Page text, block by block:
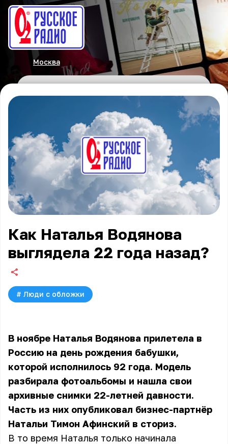
Москва
Как Наталья Водянова
выглядела 22 года назад?
# Люди с обложки
В ноябре Наталья Водянова прилетела в
Россию на день рождения бабушки,
которой исполнилось 92 года. Модель
разбирала фотоальбомы и нашла свои
архивные снимки 22-летней давности.
Часть из них опубликовал бизнес-партнёр
Натальи Тимон Афинский в сториз.
В то время Наталья только начинала